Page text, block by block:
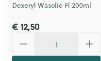
Dexeryl Wasolie Fl 200ml
€ 12,50